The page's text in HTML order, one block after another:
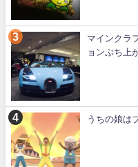
マインクラ
ョンぶち上
うちの娘は